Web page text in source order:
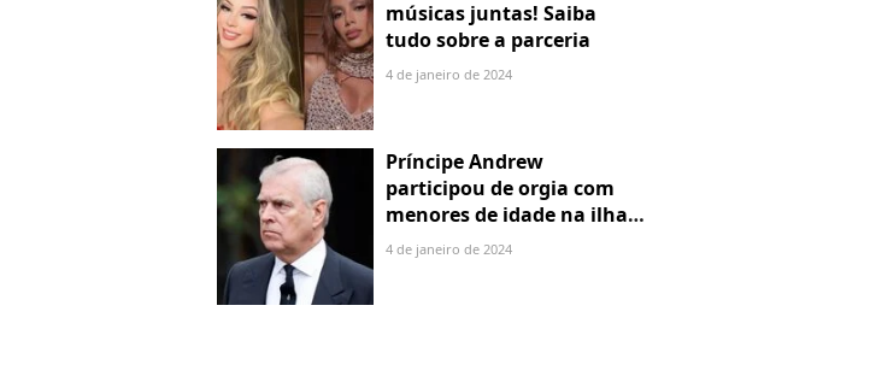
músicas juntas! Saiba
tudo sobre a parceria
4 de janeiro de 2024
Príncipe Andrew
participou de orgia com
menores de idade na ilha
de Jeffrey Epstein, chefe de
4 de janeiro de 2024